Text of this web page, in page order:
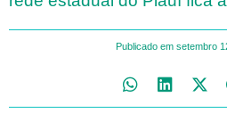
Publicado em setembro